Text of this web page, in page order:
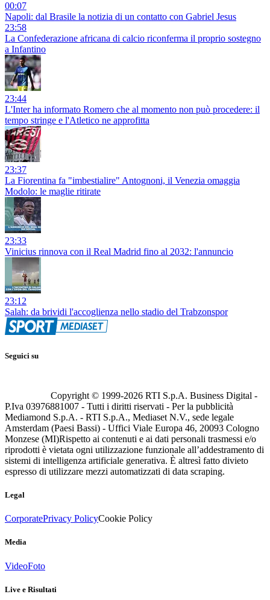
00:07
Napoli: dal Brasile la notizia di un contatto con Gabriel Jesus
23:58
La Confederazione africana di calcio riconferma il proprio sostegno
a Infantino
23:44
L'Inter ha informato Romero che al momento non può procedere: il
tempo stringe e l'Atletico ne approfitta
23:37
La Fiorentina fa "imbestialire" Antognoni, il Venezia omaggia
Modolo: le maglie ritirate
23:33
Vinicius rinnova con il Real Madrid fino al 2032: l'annuncio
23:12
Salah: da brividi l'accoglienza nello stadio del Trabzonspor
Seguici su
Copyright © 1999-2026 RTI S.p.A. Business Digital -
P.Iva 03976881007 - Tutti i diritti riservati - Per la pubblicità
Mediamond S.p.A. - RTI S.p.A., Mediaset N.V., sede legale
Amsterdam (Paesi Bassi) - Uffici Viale Europa 46, 20093 Cologno
Monzese (MI)Rispetto ai contenuti e ai dati personali trasmessi e/o
riprodotti è vietata ogni utilizzazione funzionale all’addestramento di
sistemi di intelligenza artificiale generativa. È altresì fatto divieto
espresso di utilizzare mezzi automatizzati di data scraping.
Legal
CorporatePrivacy PolicyCookie Policy
Media
VideoFoto
Live e Risultati